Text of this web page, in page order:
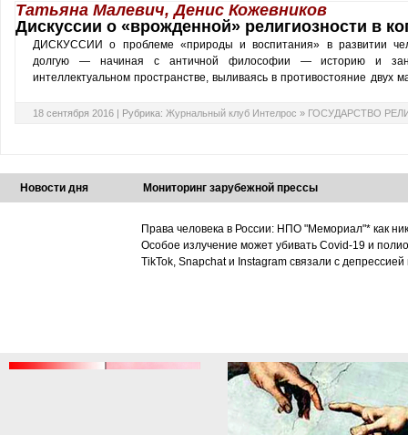
Татьяна Малевич, Денис Кожевников
Дискуссии о «врожденной» религиозности в
ДИСКУССИИ о проблеме «природы и воспитания» в развитии
долгую — начиная с античной философии — историю и
интеллектуальном пространстве, выливаясь в противостояние двух
18 сентября 2016 | Рубрика: Журнальный клуб Интелрос » ГОСУДАРСТВО
Новости дня Мониторинг зарубежной прессы
Права человека в России: НПО "Мемориал"* как
Особое излучение может убивать Covid-19 и
TikTok, Snapchat и Instagram связали с